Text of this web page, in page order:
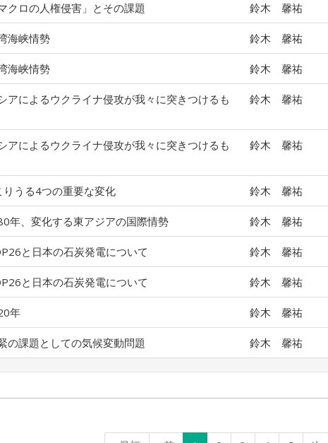
クロの人権侵害」とその課題 鈴木 馨祐
海峡情勢 鈴木 馨祐
海峡情勢 鈴木 馨祐
アによるウクライナ侵攻が我々に突きつけるも
鈴木 馨祐
アによるウクライナ侵攻が我々に突きつけるも
鈴木 馨祐
うる4つの重要な変化 鈴木 馨祐
年、変化する東アジアの国際情勢 鈴木 馨祐
と日本の石炭発電について 鈴木 馨祐
と日本の石炭発電について 鈴木 馨祐
年 鈴木 馨祐
の課題としての気候変動問題 鈴木 馨祐